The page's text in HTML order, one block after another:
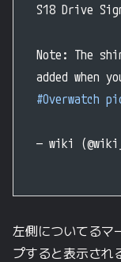
S18 Drive
Note: The
added when
#Overwatch
— wiki
左側についてるマ
プすると表示され